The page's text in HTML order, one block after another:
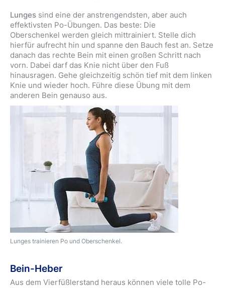
Lunges trainieren Po und Oberschenkel.
Lunges sind eine der anstrengendsten, aber auch
effektivsten Po-Übungen. Das beste: Die
Oberschenkel werden gleich mittrainiert. Stelle dich
hierfür aufrecht hin und spanne den Bauch fest an. Setze
danach das rechte Bein mit einen großen Schritt nach
vorn. Dabei darf das Knie nicht über den Fuß
hinausragen. Gehe gleichzeitig schön tief mit dem linken
Knie und wieder hoch. Führe diese Übung mit dem
anderen Bein genauso aus.
Bein-Heber
Aus dem Vierfüßlerstand heraus können viele tolle Po-